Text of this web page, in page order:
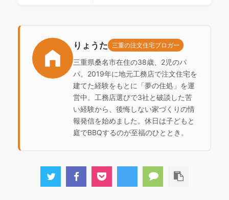
りょうた 三重の注文住宅ブロガー
三重県桑名市在住の38歳、2児のパ
パ。2019年に地元工務店で注文住宅を
建てた経験をもとに「夢の住処」を運
営中。工務店選びで3社と破談した苦
い経験から、後悔しない家づくりの情
報発信を始めました。休日は子どもと
庭でBBQするのが至福のひととき。